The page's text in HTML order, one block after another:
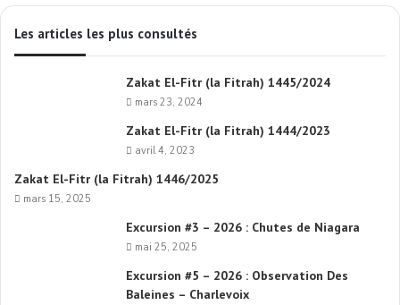
Les articles les plus consultés
Zakat El-Fitr (la Fitrah) 1445/2024
mars 23, 2024
Zakat El-Fitr (la Fitrah) 1444/2023
avril 4, 2023
Zakat El-Fitr (la Fitrah) 1446/2025
mars 15, 2025
Excursion #3 – 2026 : Chutes de Niagara
mai 25, 2025
Excursion #5 – 2026 : Observation Des
Baleines – Charlevoix